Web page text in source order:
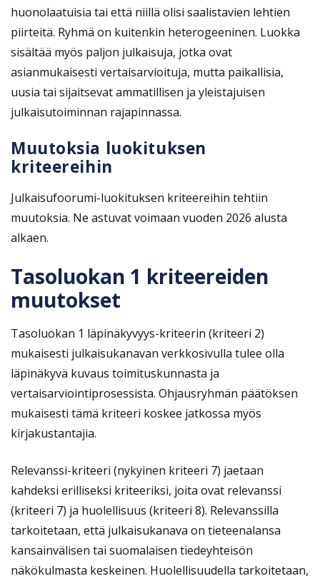
huonolaatuisia tai että niillä olisi saalistavien lehtien
piirteitä. Ryhmä on kuitenkin heterogeeninen. Luokka
sisältää myös paljon julkaisuja, jotka ovat
asianmukaisesti vertaisarvioituja, mutta paikallisia,
uusia tai sijaitsevat ammatillisen ja yleistajuisen
julkaisutoiminnan rajapinnassa.
Muutoksia luokituksen
kriteereihin
Julkaisufoorumi-luokituksen kriteereihin tehtiin
muutoksia. Ne astuvat voimaan vuoden 2026 alusta
alkaen.
Tasoluokan 1 kriteereiden
muutokset
Tasoluokan 1 läpinäkyvyys-kriteerin (kriteeri 2)
mukaisesti julkaisukanavan verkkosivulla tulee olla
läpinäkyvä kuvaus toimituskunnasta ja
vertaisarviointiprosessista. Ohjausryhmän päätöksen
mukaisesti tämä kriteeri koskee jatkossa myös
kirjakustantajia.
Relevanssi-kriteeri (nykyinen kriteeri 7) jaetaan
kahdeksi erilliseksi kriteeriksi, joita ovat relevanssi
(kriteeri 7) ja huolellisuus (kriteeri 8). Relevanssilla
tarkoitetaan, että julkaisukanava on tieteenalansa
kansainvälisen tai suomalaisen tiedeyhteisön
näkökulmasta keskeinen. Huolellisuudella tarkoitetaan,